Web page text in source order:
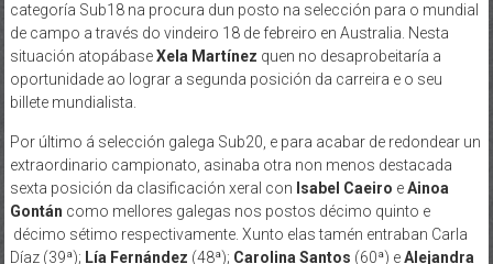
categoría Sub18 na procura dun posto na selección para o mundial
de campo a través do vindeiro 18 de febreiro en Australia. Nesta
situación atopábaseXela Martínez quen no desaprobeitaría a
oportunidade ao lograr a segunda posición da carreira e o seu
billete mundialista.
Por último á selección galega Sub20, e para acabar de redondear un
extraordinario campionato, asinaba otra non menos destacada
sexta posición da clasificación xeral con Isabel Caeiro eAinoa
Gontán como mellores galegas nos postos décimo quinto e
décimo sétimo respectivamente. Xunto elas tamén entraban Carla
Díaz (39ª); Lía Fernández (48ª); Carolina Santos (60ª) eAlejandra